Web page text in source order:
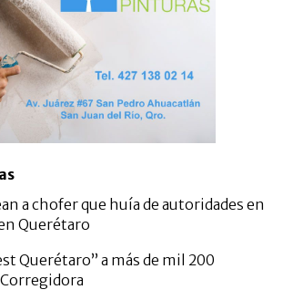
a chofer que huía de autoridades en
Querétaro
Querétaro” a más de mil 200